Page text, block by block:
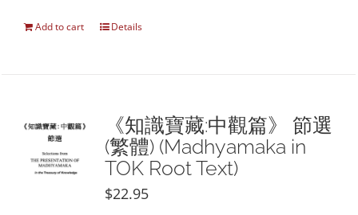
Add to cart Details
《知識寶藏:中觀篇》 節選
(繁體) (Madhyamaka in
TOK Root Text)
$22.95